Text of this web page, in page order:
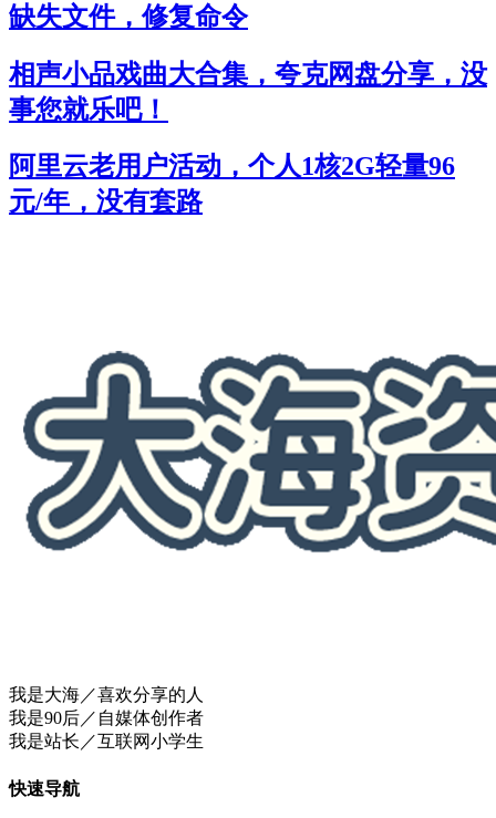
缺失文件，修复命令
相声小品戏曲大合集，夸克网盘分享，没
事您就乐吧！
阿里云老用户活动，个人1核2G轻量96
元/年，没有套路
我是大海／喜欢分享的人
我是90后／自媒体创作者
我是站长／互联网小学生
快速导航